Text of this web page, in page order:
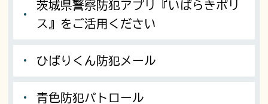
茨城県警察防犯アプリ『いばらきポリ
ス』をご活用ください
ひばりくん防犯メール
青色防犯パトロール